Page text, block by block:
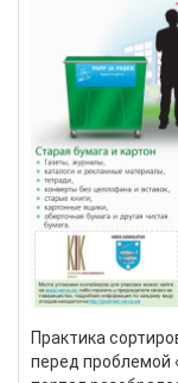
Практика
перед проблемой